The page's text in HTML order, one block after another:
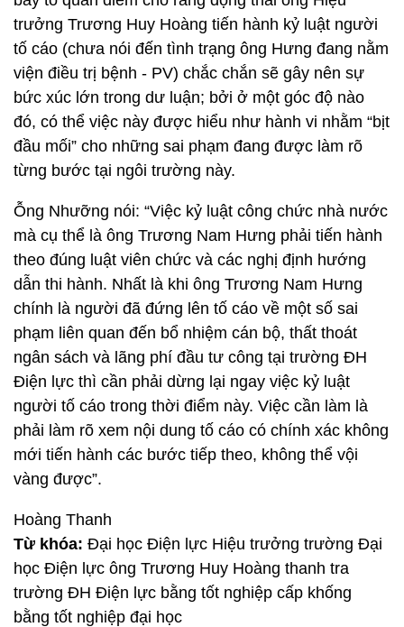
trưởng Trương Huy Hoàng tiến hành kỷ luật người
tố cáo (chưa nói đến tình trạng ông Hưng đang nằm
viện điều trị bệnh - PV) chắc chắn sẽ gây nên sự
bức xúc lớn trong dư luận; bởi ở một góc độ nào
đó, có thể việc này được hiểu như hành vi nhằm “bịt
đầu mối” cho những sai phạm đang được làm rõ
từng bước tại ngôi trường này.
Ỗng Nhưỡng nói: “Việc kỷ luật công chức nhà nước
mà cụ thể là ông Trương Nam Hưng phải tiến hành
theo đúng luật viên chức và các nghị định hướng
dẫn thi hành. Nhất là khi ông Trương Nam Hưng
chính là người đã đứng lên tố cáo về một số sai
phạm liên quan đến bổ nhiệm cán bộ, thất thoát
ngân sách và lãng phí đầu tư công tại trường ĐH
Điện lực thì cần phải dừng lại ngay việc kỷ luật
người tố cáo trong thời điểm này. Việc cần làm là
phải làm rõ xem nội dung tố cáo có chính xác không
mới tiến hành các bước tiếp theo, không thể vội
vàng được”.
Hoàng Thanh
Từ khóa: Đại học Điện lực Hiệu trưởng trường Đại
học Điện lực ông Trương Huy Hoàng thanh tra
trường ĐH Điện lực bằng tốt nghiệp cấp khống
bằng tốt nghiệp đại học